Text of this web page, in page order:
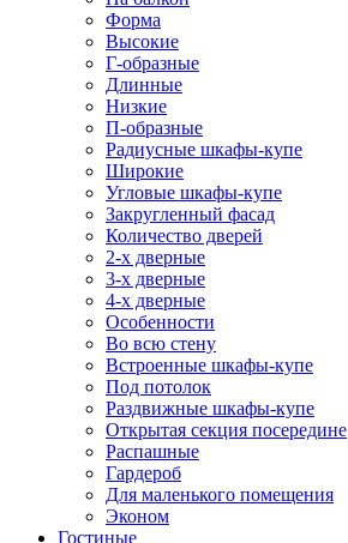
Форма
Высокие
Г-образные
Длинные
Низкие
П-образные
Радиусные шкафы-купе
Широкие
Угловые шкафы-купе
Закругленный фасад
Количество дверей
2-х дверные
3-х дверные
4-х дверные
Особенности
Во всю стену
Встроенные шкафы-купе
Под потолок
Раздвижные шкафы-купе
Открытая секция посередине
Распашные
Гардероб
Для маленького помещения
Эконом
Гостиные